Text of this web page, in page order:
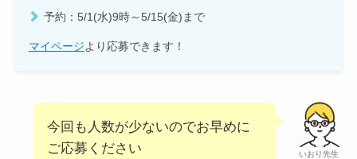
予約：5/1(水)9時～5/15(金)まで
マイページより応募できます！
いおり先生
今回も人数が少ないのでお早めに
ご応募ください